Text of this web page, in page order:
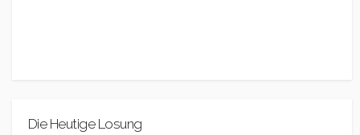
Die Heutige Losung